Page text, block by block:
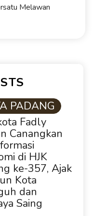
Melawan
PADANG
Fadly
Canangkan
di HJK
ke-357, Ajak
Kota
dan
Saing